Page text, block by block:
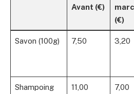
Avant (€)
(€)
Savon (100g) 7,50 3,20
Shampoing
11,00 7,00